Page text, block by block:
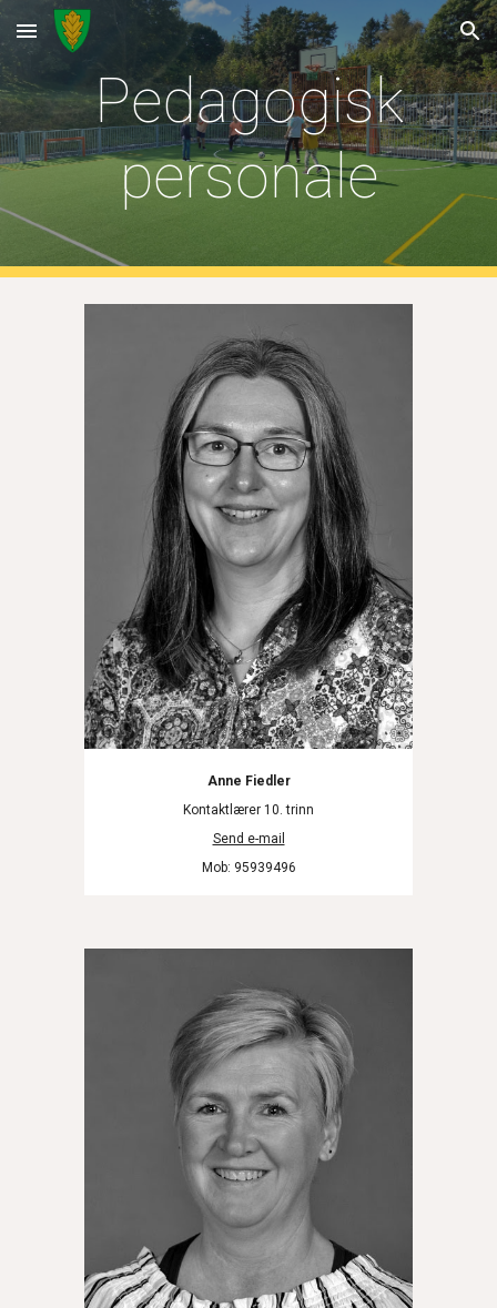
Skip to main content Skip to navigation
Pedagogisk
personale
Anne Fiedler
Kontaktlærer 10. trinn
Send e-mail
Mob: 95939496